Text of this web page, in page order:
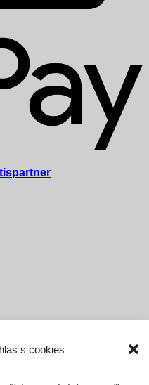
s cookies